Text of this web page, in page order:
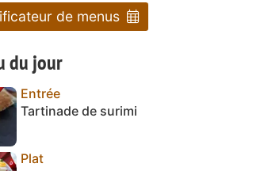
de menus
du jour
Entrée
Tartinade de surimi
Plat